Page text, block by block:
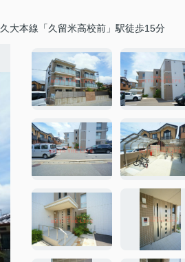
久大本線「久留米高校前」駅徒歩15分